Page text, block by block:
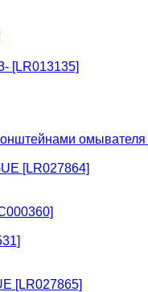
[LR013135]
[LR027864]
[LR027865]